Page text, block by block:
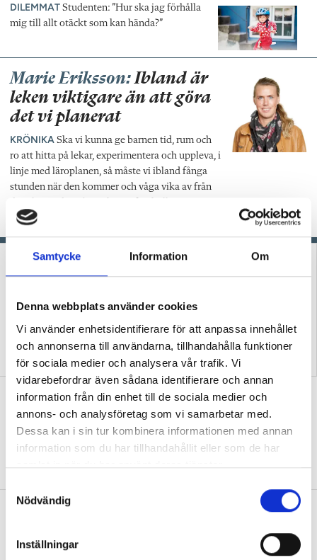
Samtycke Information Om
Denna webbplats använder cookies
Vi använder enhetsidentifierare för att anpassa innehållet
och annonserna till användarna, tillhandahålla funktioner
för sociala medier och analysera vår trafik. Vi
vidarebefordrar även sådana identifierare och annan
information från din enhet till de sociala medier och
annons- och analysföretag som vi samarbetar med.
Dessa kan i sin tur kombinera informationen med annan
information som du har tillhandahållit eller som de har
samlat in när du har använt deras tjänster.
Nödvändig
Inställningar
DILEMMAT Studenten: ”Hur ska jag förhålla
mig till allt otäckt som kan hända?”
Marie Eriksson:Ibland är
leken viktigare än att göra
det vi planerat
KRÖNIKA Ska vi kunna ge barnen tid, rum och
ro att hitta på lekar, experimentera och uppleva, i
linje med läroplanen, så måste vi ibland fånga
stunden när den kommer och våga vika av från
Marie Eriksson.
Podcast: Hur skapar vi
framtidstro i förskolan?
Förskoleupprorets
grundare kan inte vara tyst
Så skapar Anna band till naturen med
utepedagogik
”Det är viktigt att synliggöra hela
Debatt: ”Förskolan är ingen isolerad ö
DEBATT
En trygg profession i förskolan kan